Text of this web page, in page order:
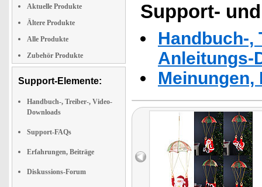
Aktuelle Produkte
Ältere Produkte
Alle Produkte
Zubehör Produkte
Support-Elemente:
Handbuch-, Treiber-, Video-
Downloads
Support-FAQs
Erfahrungen, Beiträge
Diskussions-Forum
Support-
Handbuch-,
Anleitungs-